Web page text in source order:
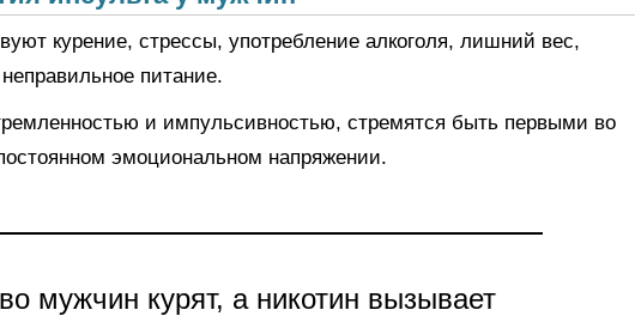
курение, стрессы, употребление алкоголя, лишний вес,
питание.
и импульсивностью, стремятся быть первыми во
эмоциональном напряжении.
мужчин курят, а никотин вызывает